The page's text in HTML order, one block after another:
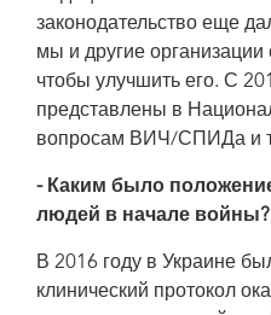
законодательство еще
мы и другие
чтобы улучшить его. С
представлены в
вопросам ВИЧ/СПИДа и
- Каким было
людей в начале войны?
В 2016 году в Украине
клинический протокол